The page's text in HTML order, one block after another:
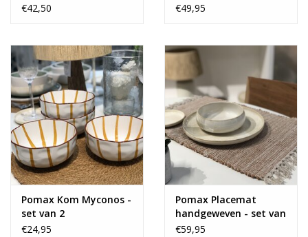
€42,50
€49,95
Pomax Kom Myconos -
set van 2
€24,95
Pomax Placemat
handgeweven - set van
4 - peach
€59,95